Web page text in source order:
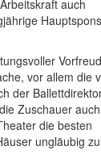
auch
vor allem die
der
Zuschauer auch
die besten
ungläubig